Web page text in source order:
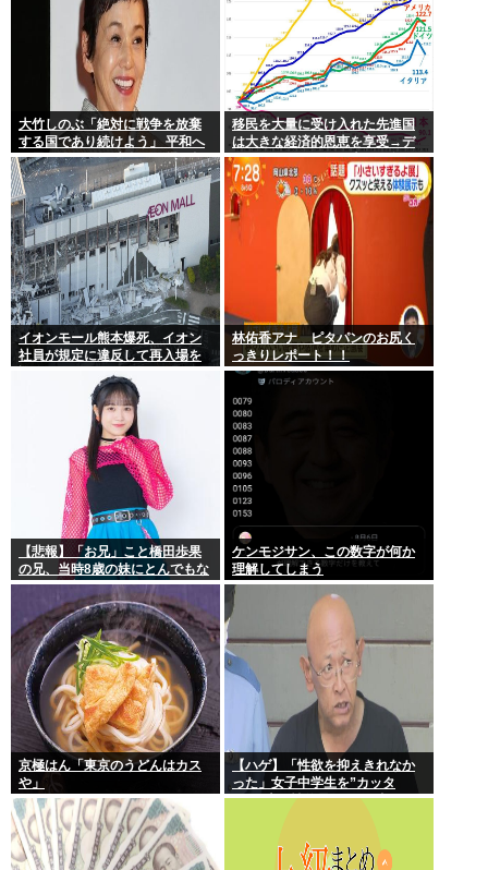
大竹しのぶ「絶対に戦争を放棄
する国であり続けよう」 平和へ
の思いをつづる 広島に原爆が投
下されてから81年
移民を大量に受け入れた先進国
は大きな経済的恩恵を享受→デ
ータでもはっきり日本一人負け
示される
イオンモール熊本爆死、イオン
社員が規定に違反して再入場を
林佑香アナ ピタパンのお尻く
っきりレポート！！
【悲報】「お兄」こと橋田歩果
の兄、当時8歳の妹にとんでもな
いことを頼む
ケンモジサン、この数字が何か
理解してしまう
京極はん「東京のうどんはカス
や」
【ハゲ】「性欲を抑えきれなか
った」女子中学生を”カッタ
ー”で脅し性的暴行か 56歳の男